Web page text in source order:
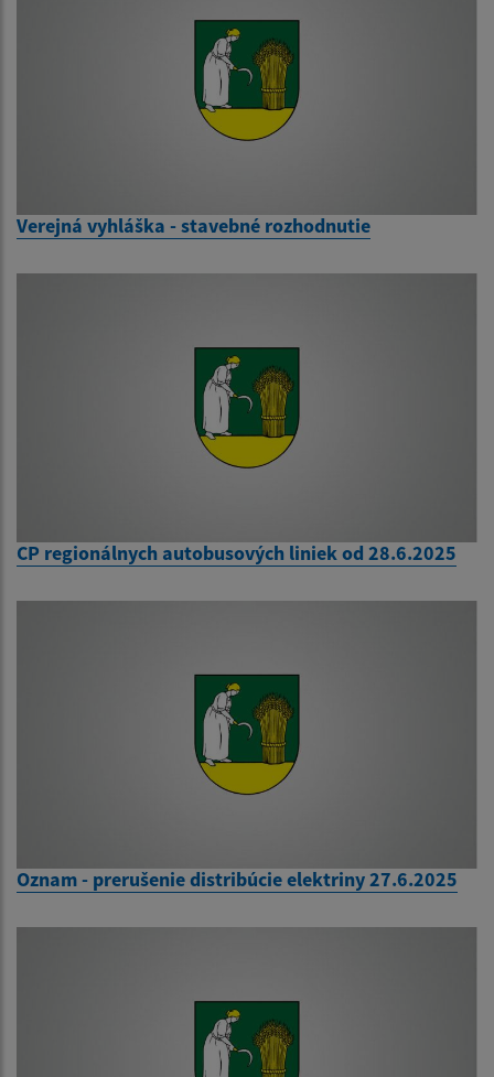
Verejná vyhláška - stavebné rozhodnutie
CP regionálnych autobusových liniek od 28.6.2025
Oznam - prerušenie distribúcie elektriny 27.6.2025